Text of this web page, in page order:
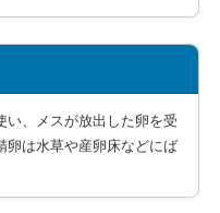
い、メスが放出した卵を受
卵は水草や産卵床などにば